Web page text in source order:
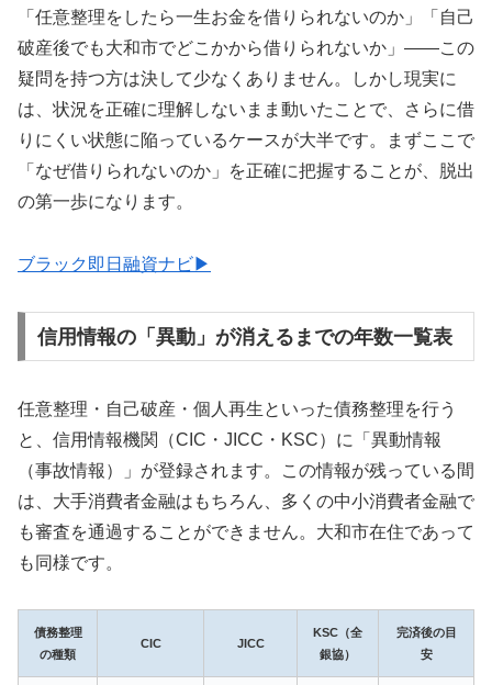
「任意整理をしたら一生お金を借りられないのか」「自己
破産後でも大和市でどこかから借りられないか」——この
疑問を持つ方は決して少なくありません。しかし現実に
は、状況を正確に理解しないまま動いたことで、さらに借
りにくい状態に陥っているケースが大半です。まずここで
「なぜ借りられないのか」を正確に把握することが、脱出
の第一歩になります。
ブラック即日融資ナビ▶
信用情報の「異動」が消えるまでの年数一覧表
任意整理・自己破産・個人再生といった債務整理を行う
と、信用情報機関（CIC・JICC・KSC）に「異動情報
（事故情報）」が登録されます。この情報が残っている間
は、大手消費者金融はもちろん、多くの中小消費者金融で
も審査を通過することができません。大和市在住であって
も同様です。
債務整理
の種類
CIC JICC
KSC（全
銀協）
完済後の目
安